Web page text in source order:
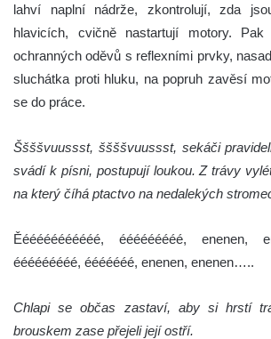
lahví naplní nádrže, zkontrolují, zda
hlavicích, cvičně nastartují motory.
ochranných oděvů s reflexními prvky,
sluchátka proti hluku, na popruh zavěsí
se do práce.
Ššššvuussst, ššššvuussst, sekáči
svádí k písni, postupují loukou. Z trávy
na který číhá ptactvo na nedalekých
Ěééééééééééé, ééééééééé, enenen,
ééééééééé, ééééééé, enenen, enenen…..
Chlapi se občas zastaví, aby si hrstí
brouskem zase přejeli její ostří.